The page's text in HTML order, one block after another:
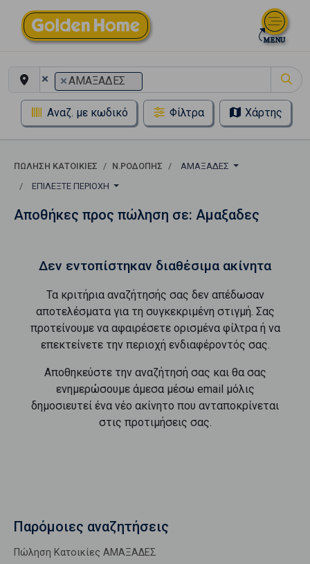
× ×ΑΜΑΞΑΔΕΣ
Αναζ. με κωδικό Φίλτρα Χάρτης
ΠΏΛΗΣΗ ΚΑΤΟΙΚΊΕΣ Ν.ΡΟΔΟΠΗΣ
ΑΜΑΞΑΔΕΣ
ΕΠΙΛΈΞΤΕ ΠΕΡΙΟΧΉ
Αποθήκες προς πώληση σε: Αμαξαδες
Δεν εντοπίστηκαν διαθέσιμα ακίνητα
Τα κριτήρια αναζήτησής σας δεν απέδωσαν
αποτελέσματα για τη συγκεκριμένη στιγμή. Σας
προτείνουμε να αφαιρέσετε ορισμένα φίλτρα ή να
επεκτείνετε την περιοχή ενδιαφέροντός σας.
Αποθηκεύστε την αναζήτησή σας και θα σας
ενημερώσουμε άμεσα μέσω email μόλις
δημοσιευτεί ένα νέο ακίνητο που ανταποκρίνεται
στις προτιμήσεις σας.
Παρόμοιες αναζητήσεις
Πώληση Κατοικίες ΑΜΑΞΑΔΕΣ